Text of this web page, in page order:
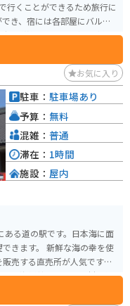
行くことができるため旅行に
き、宿には各部屋にバルコニ
その時々の食材を使った料
お気に入り
ある道の駅です。日本海に面
な海の幸を使
売する直売所が人気です。
た海鮮丼や、旬の食材を使
駐車： 駐車場あり
予算： 無料
混雑： 普通
滞在： 1時間
施設： 屋内